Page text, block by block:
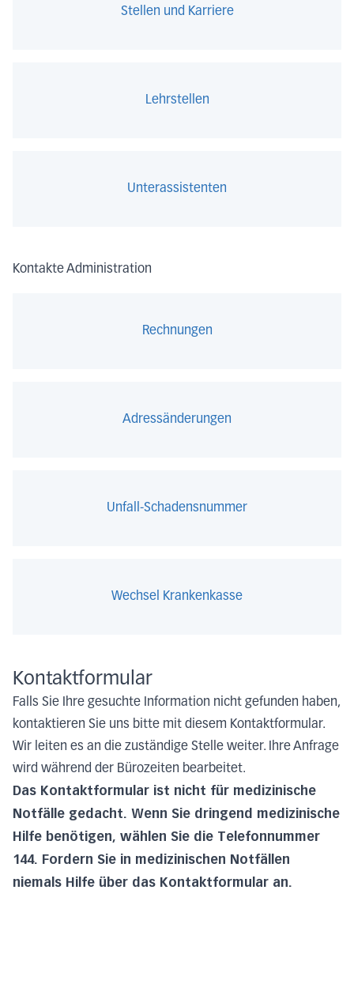
Stellen und Karriere
Lehrstellen
Unterassistenten
Kontakte Administration
Rechnungen
Adressänderungen
Unfall-Schadensnummer
Wechsel Krankenkasse
Kontaktformular
Falls Sie Ihre gesuchte Information nicht gefunden haben,
kontaktieren Sie uns bitte mit diesem Kontaktformular.
Wir leiten es an die zuständige Stelle weiter. Ihre Anfrage
wird während der Bürozeiten bearbeitet.
Das Kontaktformular ist nicht für medizinische
Notfälle gedacht. Wenn Sie dringend medizinische
Hilfe benötigen, wählen Sie die Telefonnummer
144. Fordern Sie in medizinischen Notfällen
niemals Hilfe über das Kontaktformular an.